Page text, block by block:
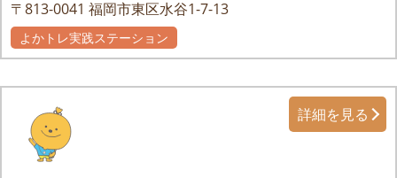
〒813-0041 福岡市東区水谷1-7-13
よかトレ実践ステーション
詳細を見る